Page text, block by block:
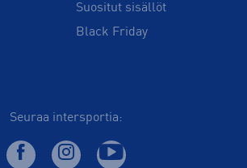
Suositut sisällöt
Black Friday
Seuraa intersportia: